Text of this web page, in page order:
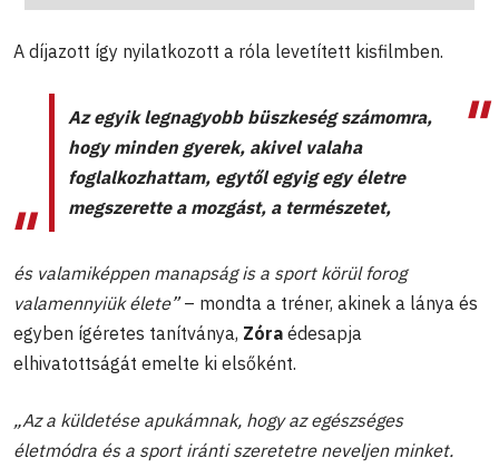
A díjazott így nyilatkozott a róla levetített kisfilmben.
Az egyik legnagyobb büszkeség számomra,
hogy minden gyerek, akivel valaha
foglalkozhattam, egytől egyig egy életre
megszerette a mozgást, a természetet,
és valamiképpen manapság is a sport körül forog
valamennyiük élete”– mondta a tréner, akinek a lánya és
egyben ígéretes tanítványa, Zóra édesapja
elhivatottságát emelte ki elsőként.
„Az a küldetése apukámnak, hogy az egészséges
életmódra és a sport iránti szeretetre neveljen minket.